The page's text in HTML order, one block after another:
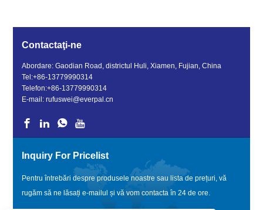
Contactaţi-ne
Abordare: Gaodian Road, districtul Huli, Xiamen, Fujian, China
Tel:+86-13779990314
Telefon:+86-13779990314
E-mail:rufuswei@everpal.cn
Inquiry For Pricelist
Pentru întrebări despre produsele noastre sau lista de prețuri, vă
rugăm să ne lăsați e-mailul și vă vom contacta în 24 de ore.